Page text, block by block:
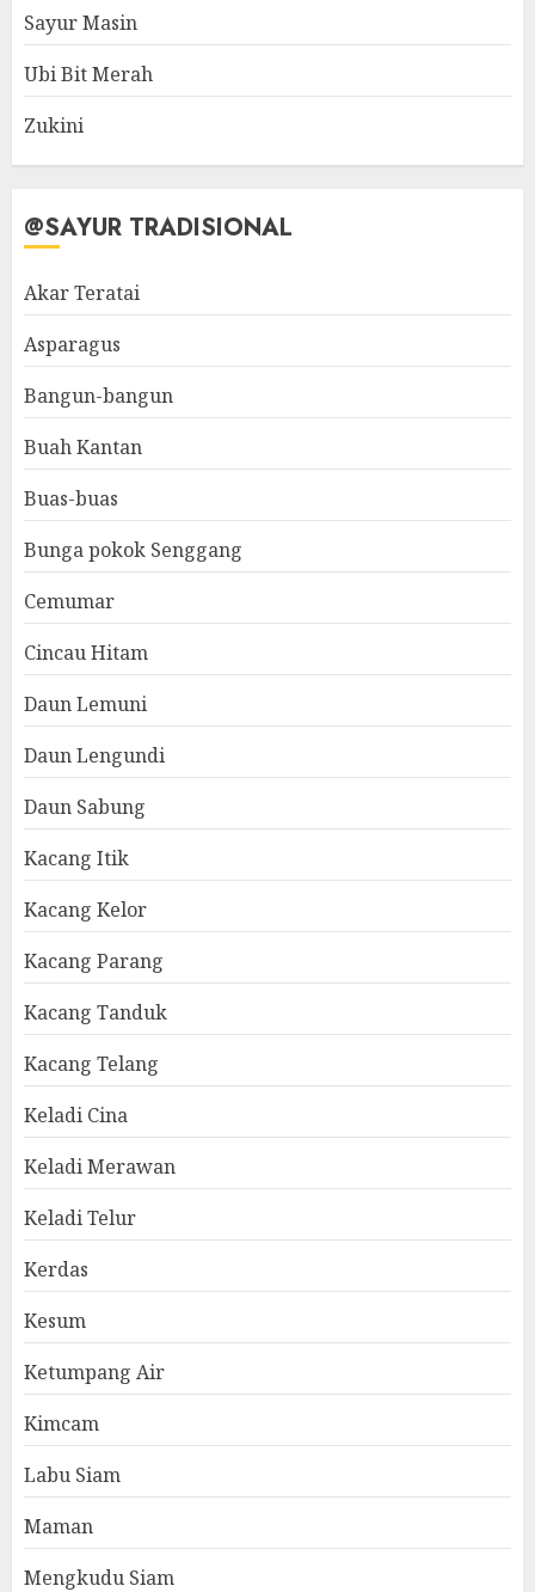
Sayur Masin
Ubi Bit Merah
Zukini
@SAYUR TRADISIONAL
Akar Teratai
Asparagus
Bangun-bangun
Buah Kantan
Buas-buas
Bunga pokok Senggang
Cemumar
Cincau Hitam
Daun Lemuni
Daun Lengundi
Daun Sabung
Kacang Itik
Kacang Kelor
Kacang Parang
Kacang Tanduk
Kacang Telang
Keladi Cina
Keladi Merawan
Keladi Telur
Kerdas
Kesum
Ketumpang Air
Kimcam
Labu Siam
Maman
Mengkudu Siam